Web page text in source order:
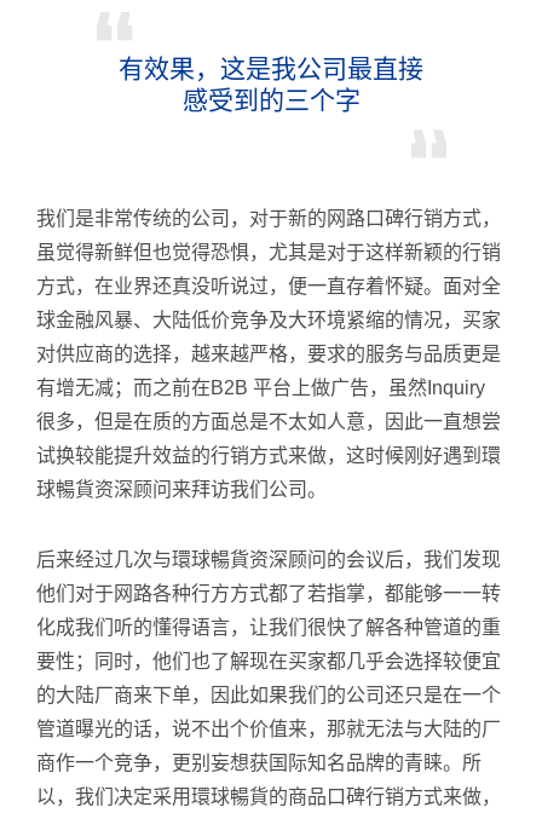
有效果，这是我公司最直接
感受到的三个字
我们是非常传统的公司，对于新的网路口碑行销方式，
虽觉得新鲜但也觉得恐惧，尤其是对于这样新颖的行销
方式，在业界还真没听说过，便一直存着怀疑。面对全
球金融风暴、大陆低价竞争及大环境紧缩的情况，买家
对供应商的选择，越来越严格，要求的服务与品质更是
有增无减；而之前在B2B 平台上做广告，虽然Inquiry
很多，但是在质的方面总是不太如人意，因此一直想尝
试换较能提升效益的行销方式来做，这时候刚好遇到環
球暢貨资深顾问来拜访我们公司。
后来经过几次与環球暢貨资深顾问的会议后，我们发现
他们对于网路各种行方方式都了若指掌，都能够一一转
化成我们听的懂得语言，让我们很快了解各种管道的重
要性；同时，他们也了解现在买家都几乎会选择较便宜
的大陆厂商来下单，因此如果我们的公司还只是在一个
管道曝光的话，说不出个价值来，那就无法与大陆的厂
商作一个竞争，更别妄想获国际知名品牌的青睐。所
以，我们决定采用環球暢貨的商品口碑行销方式来做，